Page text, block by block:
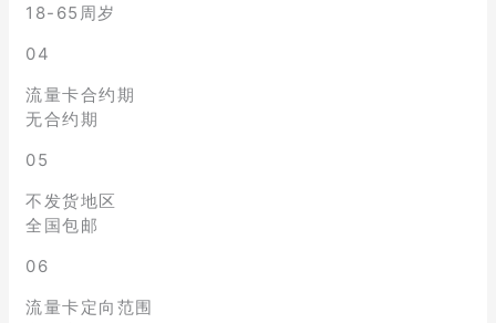
18-65周岁
04
流量卡合约期
无合约期
05
不发货地区
全国包邮
06
流量卡定向范围